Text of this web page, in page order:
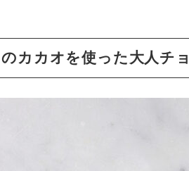
カカオを使った大人チ